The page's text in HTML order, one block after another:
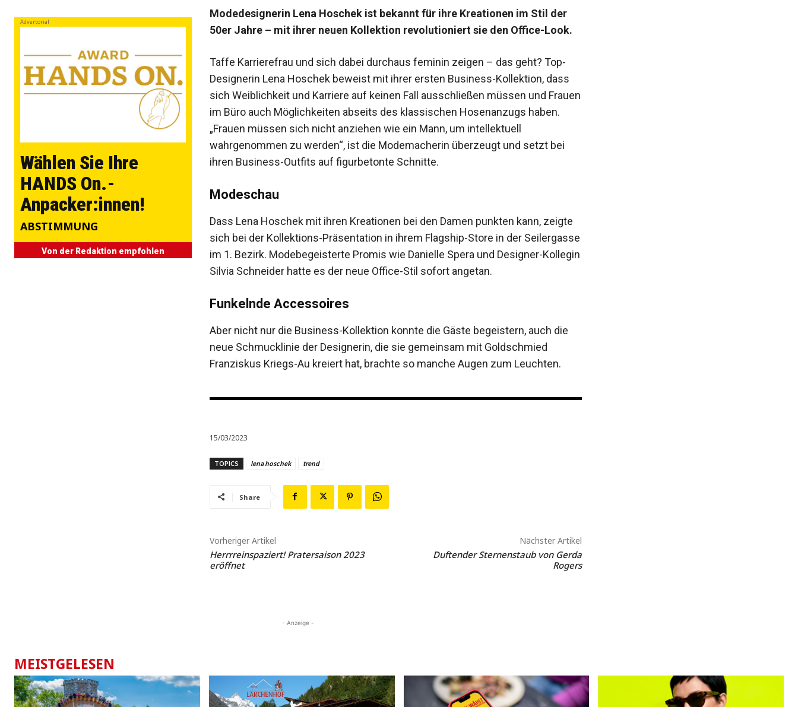
Advertorial
Wählen Sie Ihre
HANDS On.-
Anpacker:innen!
ABSTIMMUNG
Von der Redaktion empfohlen
Modedesignerin Lena Hoschek ist bekannt für ihre Kreationen im Stil der
50er Jahre – mit ihrer neuen Kollektion revolutioniert sie den Office-Look.
Taffe Karrierefrau und sich dabei durchaus feminin zeigen – das geht? Top-
Designerin Lena Hoschek beweist mit ihrer ersten Business-Kollektion, dass
sich Weiblichkeit und Karriere auf keinen Fall ausschließen müssen und Frauen
im Büro auch Möglichkeiten abseits des klassischen Hosenanzugs haben.
„Frauen müssen sich nicht ­anziehen wie ein Mann, um ­in­tellektuell
wahrgenommen zu werden“, ist die Modemacherin überzeugt und setzt bei
ihren Business-Outfits auf figur­betonte Schnitte.
Modeschau
Dass Lena Hoschek mit ihren Kreationen bei den Damen punkten kann, zeigte
sich bei der Kollektions-­Präsentation in ihrem Flagship-Store in der Seilergasse
im 1. Bezirk. Modebegeisterte Promis wie ­Danielle Spera und Designer-­Kollegin
Silvia Schneider hatte es der neue Office-Stil sofort angetan.
Funkelnde Accessoires
Aber nicht nur die Business-Kollektion konnte die Gäste begeistern, auch die
neue Schmucklinie der Designerin, die sie gemeinsam mit Goldschmied
Franziskus Kriegs-Au kreiert hat, brachte so manche Augen zum Leuchten.
15/03/2023
TOPICS lena hoschek trend
Share
Vorheriger Artikel
Herrrreinspaziert! Pratersaison 2023
eröffnet
Nächster Artikel
Duftender Sternenstaub von Gerda
Rogers
- Anzeige -
MEISTGELESEN